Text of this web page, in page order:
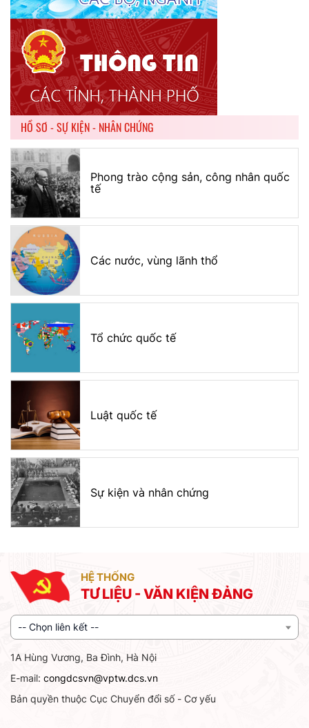
HỒ SƠ - SỰ KIỆN - NHÂN CHỨNG
Phong trào cộng sản, công nhân quốc
tế
Các nước, vùng lãnh thổ
Tổ chức quốc tế
Luật quốc tế
Sự kiện và nhân chứng
HỆ THỐNG
TƯ LIỆU - VĂN KIỆN ĐẢNG
-- Chọn liên kết --
1A Hùng Vương, Ba Đình, Hà Nội
E-mail: congdcsvn@vptw.dcs.vn
Bản quyền thuộc Cục Chuyển đổi số - Cơ yếu